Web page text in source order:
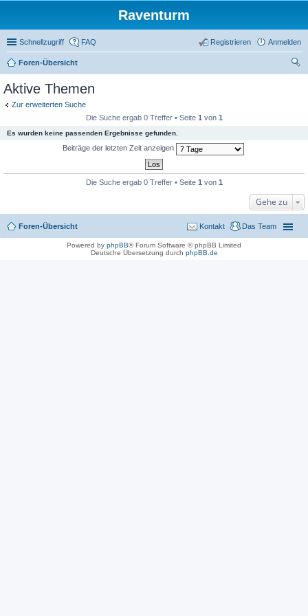
Raventurm
Schnellzugriff FAQ Anmelden
Registrieren
Foren-Übersicht
Aktive Themen
Zur erweiterten Suche
Die Suche ergab 0 Treffer • Seite 1 von 1
Es wurden keine passenden Ergebnisse gefunden.
Beiträge der letzten Zeit anzeigen
Die Suche ergab 0 Treffer • Seite 1 von 1
Gehe zu
Foren-Übersicht Das Team
Kontakt
Powered by phpBB® Forum Software © phpBB Limited
Deutsche Übersetzung durch phpBB.de